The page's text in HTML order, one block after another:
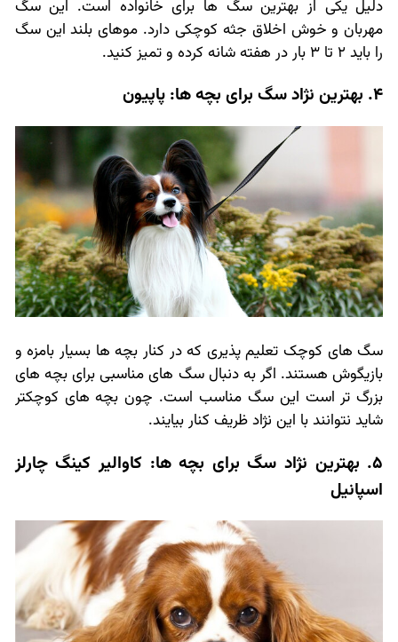
دلیل یکی از بهترین سگ ها برای خانواده است. این سگ
مهربان و خوش اخلاق جثه کوچکی دارد. موهای بلند این سگ
را باید 2 تا 3 بار در هفته شانه کرده و تمیز کنید.
4. بهترین نژاد سگ برای بچه ها: پاپیون
سگ های کوچک تعلیم پذیری که در کنار بچه ها بسیار بامزه و
بازیگوش هستند. اگر به دنبال سگ های مناسبی برای بچه های
بزرگ تر است این سگ مناسب است. چون بچه های کوچکتر
شاید نتوانند با این نژاد ظریف کنار بیایند.
5. بهترین نژاد سگ برای بچه ها: کاوالیر کینگ چارلز
اسپانیل